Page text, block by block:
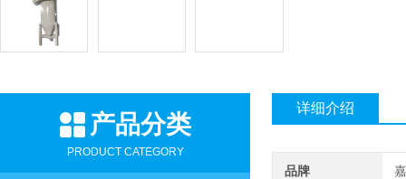
产品分类
PRODUCT CATEGORY
详细介绍
品牌